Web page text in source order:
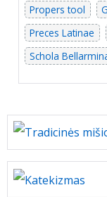
Propers tool
Preces Latinae
Schola